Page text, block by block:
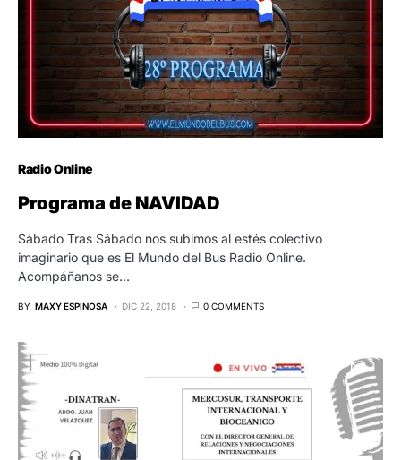
Radio Online
Programa de NAVIDAD
Sábado Tras Sábado nos subimos al estés colectivo
imaginario que es El Mundo del Bus Radio Online.
Acompáñanos se…
BY MAXY ESPINOSA DIC 22, 2018 0 COMMENTS